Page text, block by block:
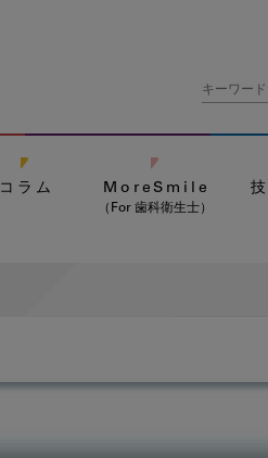
コラム MoreSmile
（For 歯科衛生士）